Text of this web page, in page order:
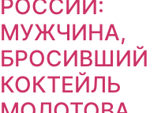
РОССИИ:
МУЖЧИНА,
БРОСИВШИЙ
КОКТЕЙЛЬ